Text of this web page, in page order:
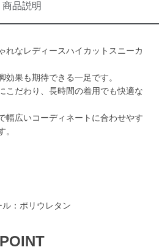
商品説明
れなレディースハイカットスニーカ
果も期待できる一足です。
こだわり、長時間の着用でも快適な
幅広いコーディネートに合わせやす
。
：ポリウレタン
POINT